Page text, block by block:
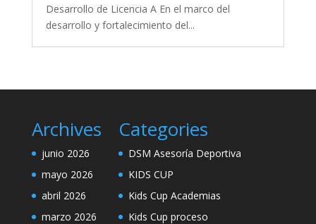
Desarrollo de Licencia A En el marco del
desarrollo y fortalecimiento del...
Archives
junio 2026
mayo 2026
abril 2026
marzo 2026
Categories
DSM Asesoría Deportiva
KIDS CUP
Kids Cup Academias
Kids Cup proceso